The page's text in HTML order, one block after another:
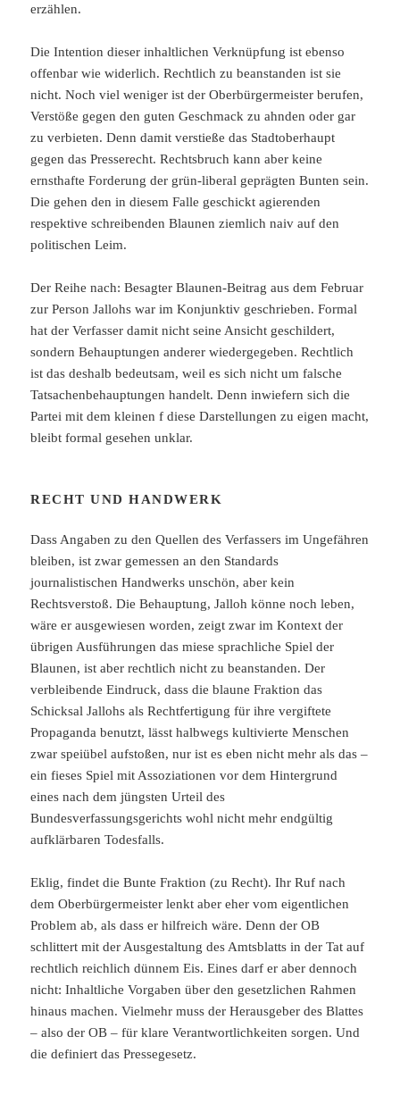
erzählen.
Die Intention dieser inhaltlichen Verknüpfung ist ebenso
offenbar wie widerlich. Rechtlich zu beanstanden ist sie
nicht. Noch viel weniger ist der Oberbürgermeister berufen,
Verstöße gegen den guten Geschmack zu ahnden oder gar
zu verbieten. Denn damit verstieße das Stadtoberhaupt
gegen das Presserecht. Rechtsbruch kann aber keine
ernsthafte Forderung der grün-liberal geprägten Bunten sein.
Die gehen den in diesem Falle geschickt agierenden
respektive schreibenden Blaunen ziemlich naiv auf den
politischen Leim.
Der Reihe nach: Besagter Blaunen-Beitrag aus dem Februar
zur Person Jallohs war im Konjunktiv geschrieben. Formal
hat der Verfasser damit nicht seine Ansicht geschildert,
sondern Behauptungen anderer wiedergegeben. Rechtlich
ist das deshalb bedeutsam, weil es sich nicht um falsche
Tatsachenbehauptungen handelt. Denn inwiefern sich die
Partei mit dem kleinen f diese Darstellungen zu eigen macht,
bleibt formal gesehen unklar.
RECHT UND HANDWERK
Dass Angaben zu den Quellen des Verfassers im Ungefähren
bleiben, ist zwar gemessen an den Standards
journalistischen Handwerks unschön, aber kein
Rechtsverstoß. Die Behauptung, Jalloh könne noch leben,
wäre er ausgewiesen worden, zeigt zwar im Kontext der
übrigen Ausführungen das miese sprachliche Spiel der
Blaunen, ist aber rechtlich nicht zu beanstanden. Der
verbleibende Eindruck, dass die blaune Fraktion das
Schicksal Jallohs als Rechtfertigung für ihre vergiftete
Propaganda benutzt, lässt halbwegs kultivierte Menschen
zwar speiübel aufstoßen, nur ist es eben nicht mehr als das –
ein fieses Spiel mit Assoziationen vor dem Hintergrund
eines nach dem jüngsten Urteil des
Bundesverfassungsgerichts wohl nicht mehr endgültig
aufklärbaren Todesfalls.
Eklig, findet die Bunte Fraktion (zu Recht). Ihr Ruf nach
dem Oberbürgermeister lenkt aber eher vom eigentlichen
Problem ab, als dass er hilfreich wäre. Denn der OB
schlittert mit der Ausgestaltung des Amtsblatts in der Tat auf
rechtlich reichlich dünnem Eis. Eines darf er aber dennoch
nicht: Inhaltliche Vorgaben über den gesetzlichen Rahmen
hinaus machen. Vielmehr muss der Herausgeber des Blattes
– also der OB – für klare Verantwortlichkeiten sorgen. Und
die definiert das Pressegesetz.